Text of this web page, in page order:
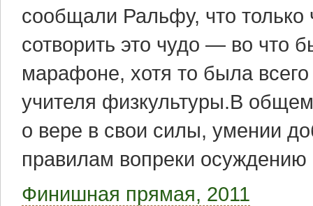
сообщали Ральфу, что только
сотворить это чудо — во что
марафоне, хотя то была
учителя физкультуры.В
о вере в свои силы, умении
правилам вопреки осуждению
Финишная прямая, 2011